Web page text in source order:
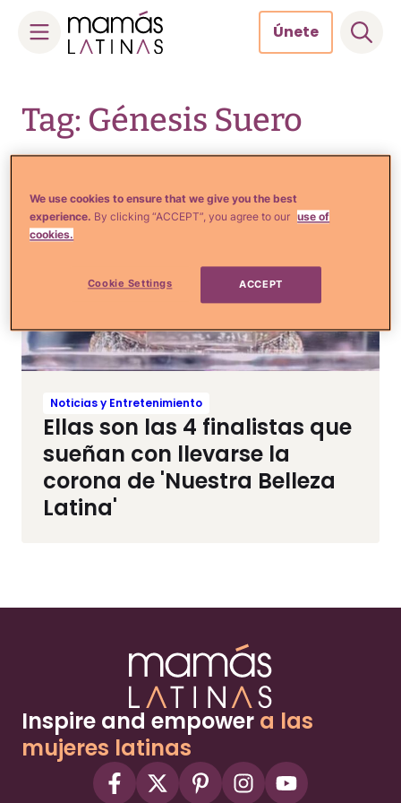
content
Únete
Tag: Génesis Suero
Noticias y Entretenimiento
Ellas son las 4 finalistas que
sueñan con llevarse la
corona de 'Nuestra Belleza
Latina'
Inspire and empower a las
mujeres latinas
We use cookies to ensure that we give you the best
experience. By clicking “ACCEPT”, you agree to our use of
cookies.
Cookie Settings ACCEPT